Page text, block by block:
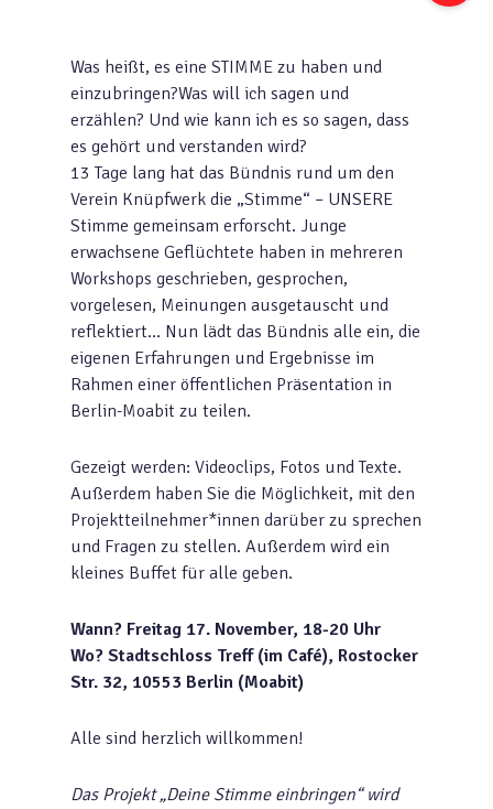
Was heißt, es eine STIMME zu haben und
einzubringen?Was will ich sagen und
erzählen? Und wie kann ich es so sagen, dass
es gehört und verstanden wird?
13 Tage lang hat das Bündnis rund um den
Verein Knüpfwerk die „Stimme“ – UNSERE
Stimme gemeinsam erforscht. Junge
erwachsene Geflüchtete haben in mehreren
Workshops geschrieben, gesprochen,
vorgelesen, Meinungen ausgetauscht und
reflektiert… Nun lädt das Bündnis alle ein, die
eigenen Erfahrungen und Ergebnisse im
Rahmen einer öffentlichen Präsentation in
Berlin-Moabit zu teilen.
Gezeigt werden: Videoclips, Fotos und Texte.
Außerdem haben Sie die Möglichkeit, mit den
Projektteilnehmer*innen darüber zu sprechen
und Fragen zu stellen. Außerdem wird ein
kleines Buffet für alle geben.
Wann? Freitag 17. November, 18-20 Uhr
Wo? Stadtschloss Treff (im Café), Rostocker
Str. 32, 10553 Berlin (Moabit)
Alle sind herzlich willkommen!
Das Projekt „Deine Stimme einbringen“ wird